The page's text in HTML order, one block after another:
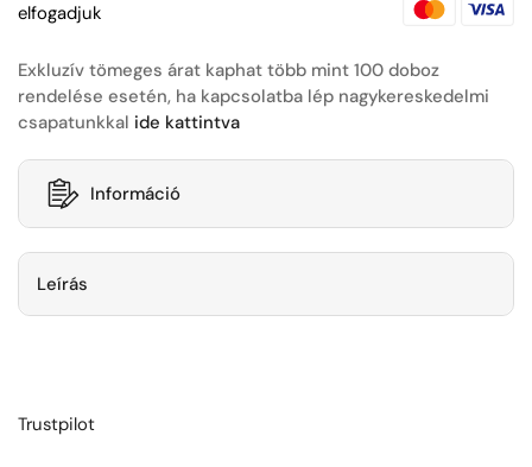
elfogadjuk
Exkluzív tömeges árat kaphat több mint 100 doboz
rendelése esetén, ha kapcsolatba lép nagykereskedelmi
csapatunkkal ide kattintva
Információ
Leírás
Trustpilot